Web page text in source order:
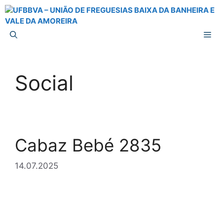
Saltar
para
Social
Cabaz Bebé 2835
14.07.2025